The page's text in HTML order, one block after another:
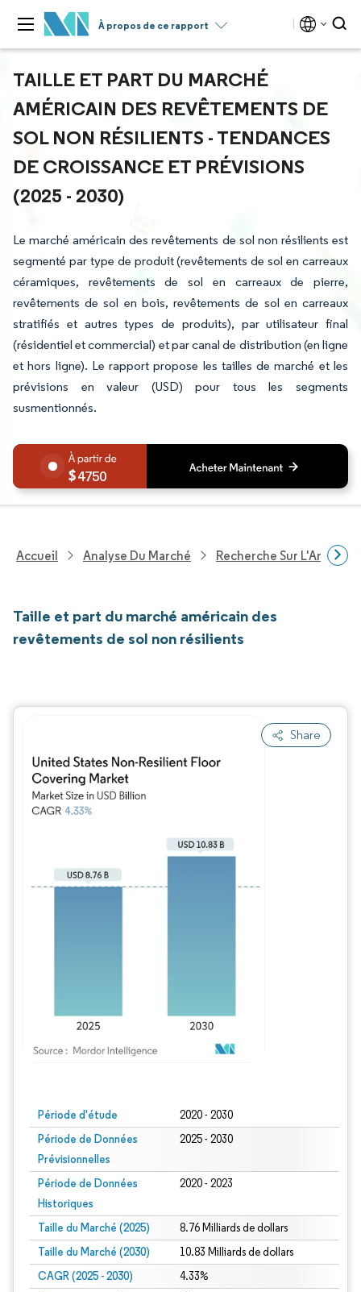
À propos de ce rapport
TAILLE ET PART DU MARCHÉ
AMÉRICAIN DES REVÊTEMENTS DE
SOL NON RÉSILIENTS - TENDANCES
DE CROISSANCE ET PRÉVISIONS
(2025 - 2030)
Le marché américain des revêtements de sol non résilients est
segmenté par type de produit (revêtements de sol en carreaux
céramiques, revêtements de sol en carreaux de pierre,
revêtements de sol en bois, revêtements de sol en carreaux
stratifiés et autres types de produits), par utilisateur final
(résidentiel et commercial) et par canal de distribution (en ligne
et hors ligne). Le rapport propose les tailles de marché et les
prévisions en valeur (USD) pour tous les segments
susmentionnés.
4750
Accueil Analyse Du Marché Recherche Sur
Taille et part du marché américain des
revêtements de sol non résilients
Share
Période d'étude 2020 - 2030
Période de Données
Prévisionnelles
2025 - 2030
Période de Données
Historiques
2020 - 2023
Taille du Marché (2025) 8.76 Milliards de dollars
Taille du Marché (2030) 10.83 Milliards de dollars
CAGR (2025 - 2030) 4.33%